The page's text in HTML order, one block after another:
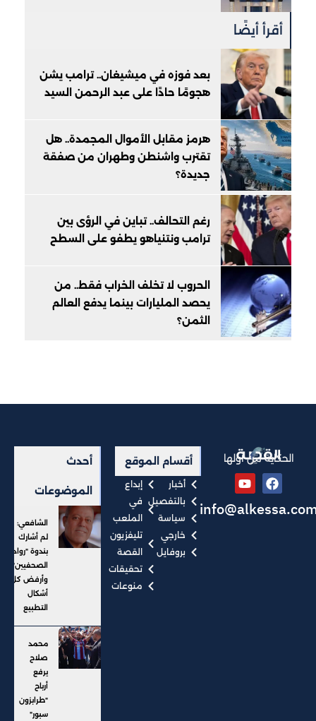
أقرأ أيضًا
بعد فوزه في ميشيغان.. ترامب يشن
هجومًا حادًا على عبد الرحمن السيد
هرمز مقابل الأموال المجمدة.. هل
تقترب واشنطن وطهران من صفقة
جديدة؟
رغم التحالف.. تباين في الرؤى بين
ترامب ونتنياهو يطفو على السطح
الحروب لا تخلف الخراب فقط.. من
يحصد المليارات بينما يدفع العالم
الثمن؟
الحكاية من أولها أقسام الموقع
أخبار
بالتفصيل
سياسة
خارجي
بروفايل
إبداع
في
الملعب
تليفزيون
القصة
تحقيقات
منوعات
أحدث
الموضوعات
الشافعي:
لم أشارك
بندوة "رواد
الصحفيين"..
وأرفض كل
أشكال
التطبيع
محمد
صلاح
يرفع
أرباح
"طرابزون
سبور"